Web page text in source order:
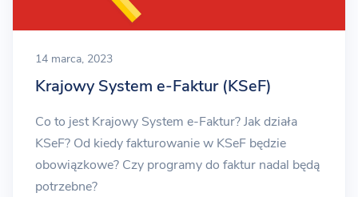
14 marca, 2023
Krajowy System e-Faktur (KSeF)
Co to jest Krajowy System e-Faktur? Jak działa
KSeF? Od kiedy fakturowanie w KSeF będzie
obowiązkowe? Czy programy do faktur nadal będą
potrzebne?